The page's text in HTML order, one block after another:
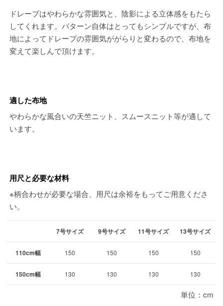
ドレープはやわらかな雰囲気と、陰影による立体感をもたら
してくれます。パターン自体はとってもシンプルですが、布
地によってドレープの雰囲気ががらりと変わるので、布地を
変えて楽しんで頂けます。
適した布地
やわらかな風合いの天竺ニット、スムースニット等が適して
います。
用尺と必要な材料
※柄合わせが必要な場合、用尺は余裕をもってご用意くださ
い。
7号サイズ 9号サイズ 11号サイズ 13号サイズ
110cm幅 150 150 150 150
150cm幅 130 130 130 130
単位：cm